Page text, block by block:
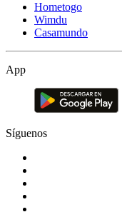
Hometogo
Wimdu
Casamundo
App
Síguenos